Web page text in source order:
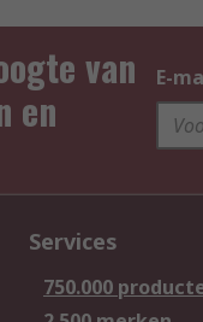
van
en
E-
Services
750.000